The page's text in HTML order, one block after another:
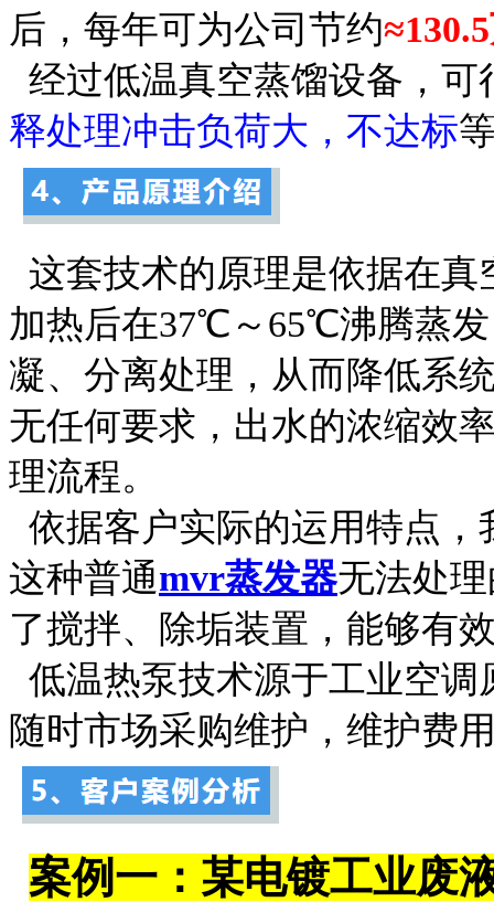
后，每年可为公司节约
经过低温真空蒸馏设备，可
释处理冲击负荷大，不达标
这套技术的原理是依据在
加热后在37℃～65℃沸腾蒸
凝、分离处理，从而降低系
无任何要求，出水的浓缩效
理流程。
依据客户实际的运用特点，
这种普通mvr蒸发器无法处
了搅拌、除垢装置，能够有
低温热泵技术源于工业空
随时市场采购维护，维护费
案例一：某电镀工业废